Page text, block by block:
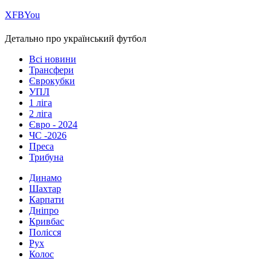
ХFBYou
Детально про український футбол
Всі новини
Трансфери
Єврокубки
УПЛ
1 ліга
2 ліга
Євро - 2024
ЧС -2026
Преса
Трибуна
Динамо
Шахтар
Карпати
Дніпро
Кривбас
Полісся
Рух
Колос